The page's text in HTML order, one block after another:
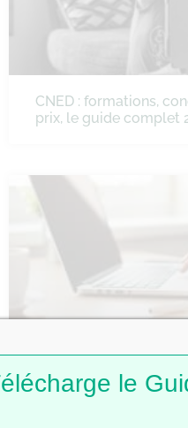
CNED : formations,
prix, le guide complet
Comment faire une
le